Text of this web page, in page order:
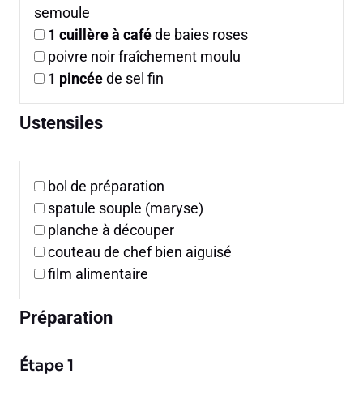
semoule
1 cuillère à caféde baies roses
poivre noir fraîchement moulu
1 pincéede sel fin
Ustensiles
bol de préparation
spatule souple (maryse)
planche à découper
couteau de chef bien aiguisé
film alimentaire
Préparation
Étape 1